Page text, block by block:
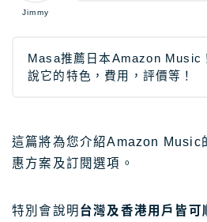
日本租車｜8大租車網站比較
日本租車｜ToCoo!租車網
Stockphoto
4大付費素材網站比較
Jimmy
Masa推薦日本Amazon Music
說它的特色，費用，評價等！
這篇將為您介紹Amazon Music
惠方案及訂閱選項。
特別會說明 台灣及香港用戶皆